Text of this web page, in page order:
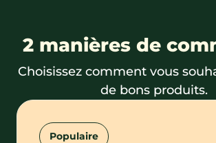
2 manières de
Choisissez comment vous
de bons produits.
Populaire